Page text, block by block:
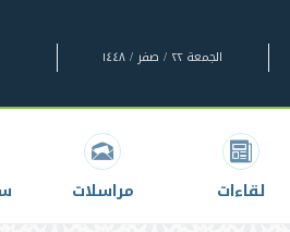
الجمعة ٢٢ / صفر / ١٤٤٨
لقاءات مراسلات